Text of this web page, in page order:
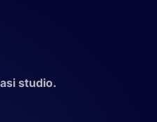
studio.